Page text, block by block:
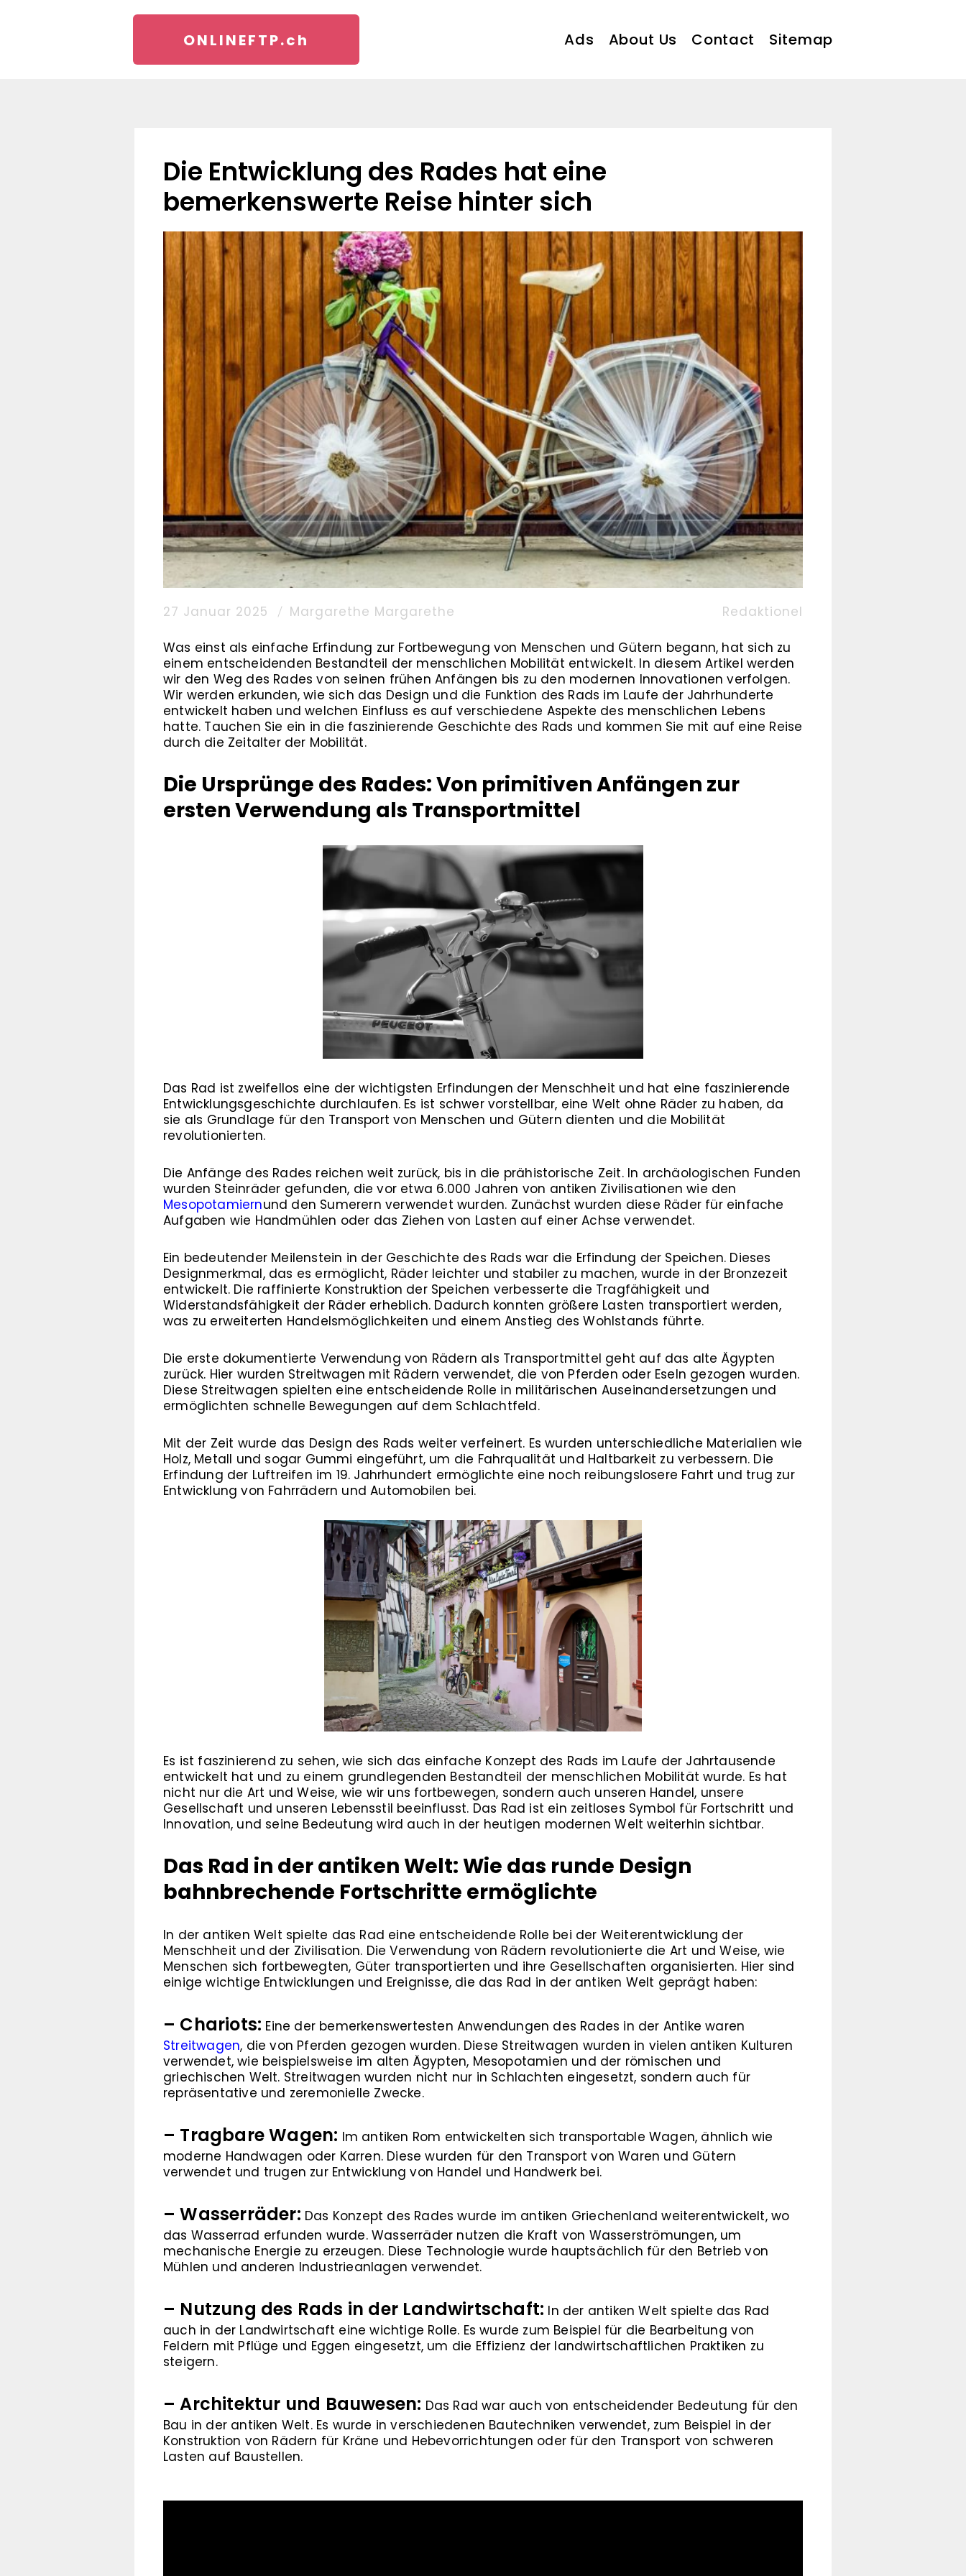
ONLINEFTP.ch Ads About Us Contact Sitemap
Die Entwicklung des Rades hat eine
bemerkenswerte Reise hinter sich
27 Januar 2025 Margarethe Margarethe Redaktionel
Was einst als einfache Erfindung zur Fortbewegung von Menschen und Gütern begann, hat sich zu
einem entscheidenden Bestandteil der menschlichen Mobilität entwickelt. In diesem Artikel werden
wir den Weg des Rades von seinen frühen Anfängen bis zu den modernen Innovationen verfolgen.
Wir werden erkunden, wie sich das Design und die Funktion des Rads im Laufe der Jahrhunderte
entwickelt haben und welchen Einfluss es auf verschiedene Aspekte des menschlichen Lebens
hatte. Tauchen Sie ein in die faszinierende Geschichte des Rads und kommen Sie mit auf eine Reise
durch die Zeitalter der Mobilität.
Die Ursprünge des Rades: Von primitiven Anfängen zur
ersten Verwendung als Transportmittel
Das Rad ist zweifellos eine der wichtigsten Erfindungen der Menschheit und hat eine faszinierende
Entwicklungsgeschichte durchlaufen. Es ist schwer vorstellbar, eine Welt ohne Räder zu haben, da
sie als Grundlage für den Transport von Menschen und Gütern dienten und die Mobilität
revolutionierten.
Die Anfänge des Rades reichen weit zurück, bis in die prähistorische Zeit. In archäologischen Funden
wurden Steinräder gefunden, die vor etwa 6.000 Jahren von antiken Zivilisationen wie den
Mesopotamiernund den Sumerern verwendet wurden. Zunächst wurden diese Räder für einfache
Aufgaben wie Handmühlen oder das Ziehen von Lasten auf einer Achse verwendet.
Ein bedeutender Meilenstein in der Geschichte des Rads war die Erfindung der Speichen. Dieses
Designmerkmal, das es ermöglicht, Räder leichter und stabiler zu machen, wurde in der Bronzezeit
entwickelt. Die raffinierte Konstruktion der Speichen verbesserte die Tragfähigkeit und
Widerstandsfähigkeit der Räder erheblich. Dadurch konnten größere Lasten transportiert werden,
was zu erweiterten Handelsmöglichkeiten und einem Anstieg des Wohlstands führte.
Die erste dokumentierte Verwendung von Rädern als Transportmittel geht auf das alte Ägypten
zurück. Hier wurden Streitwagen mit Rädern verwendet, die von Pferden oder Eseln gezogen wurden.
Diese Streitwagen spielten eine entscheidende Rolle in militärischen Auseinandersetzungen und
ermöglichten schnelle Bewegungen auf dem Schlachtfeld.
Mit der Zeit wurde das Design des Rads weiter verfeinert. Es wurden unterschiedliche Materialien wie
Holz, Metall und sogar Gummi eingeführt, um die Fahrqualität und Haltbarkeit zu verbessern. Die
Erfindung der Luftreifen im 19. Jahrhundert ermöglichte eine noch reibungslosere Fahrt und trug zur
Entwicklung von Fahrrädern und Automobilen bei.
Es ist faszinierend zu sehen, wie sich das einfache Konzept des Rads im Laufe der Jahrtausende
entwickelt hat und zu einem grundlegenden Bestandteil der menschlichen Mobilität wurde. Es hat
nicht nur die Art und Weise, wie wir uns fortbewegen, sondern auch unseren Handel, unsere
Gesellschaft und unseren Lebensstil beeinflusst. Das Rad ist ein zeitloses Symbol für Fortschritt und
Innovation, und seine Bedeutung wird auch in der heutigen modernen Welt weiterhin sichtbar.
Das Rad in der antiken Welt: Wie das runde Design
bahnbrechende Fortschritte ermöglichte
In der antiken Welt spielte das Rad eine entscheidende Rolle bei der Weiterentwicklung der
Menschheit und der Zivilisation. Die Verwendung von Rädern revolutionierte die Art und Weise, wie
Menschen sich fortbewegten, Güter transportierten und ihre Gesellschaften organisierten. Hier sind
einige wichtige Entwicklungen und Ereignisse, die das Rad in der antiken Welt geprägt haben:
– Chariots: Eine der bemerkenswertesten Anwendungen des Rades in der Antike waren
Streitwagen, die von Pferden gezogen wurden. Diese Streitwagen wurden in vielen antiken Kulturen
verwendet, wie beispielsweise im alten Ägypten, Mesopotamien und der römischen und
griechischen Welt. Streitwagen wurden nicht nur in Schlachten eingesetzt, sondern auch für
repräsentative und zeremonielle Zwecke.
– Tragbare Wagen: Im antiken Rom entwickelten sich transportable Wagen, ähnlich wie
moderne Handwagen oder Karren. Diese wurden für den Transport von Waren und Gütern
verwendet und trugen zur Entwicklung von Handel und Handwerk bei.
– Wasserräder: Das Konzept des Rades wurde im antiken Griechenland weiterentwickelt, wo
das Wasserrad erfunden wurde. Wasserräder nutzen die Kraft von Wasserströmungen, um
mechanische Energie zu erzeugen. Diese Technologie wurde hauptsächlich für den Betrieb von
Mühlen und anderen Industrieanlagen verwendet.
– Nutzung des Rads in der Landwirtschaft: In der antiken Welt spielte das Rad
auch in der Landwirtschaft eine wichtige Rolle. Es wurde zum Beispiel für die Bearbeitung von
Feldern mit Pflüge und Eggen eingesetzt, um die Effizienz der landwirtschaftlichen Praktiken zu
steigern.
– Architektur und Bauwesen: Das Rad war auch von entscheidender Bedeutung für den
Bau in der antiken Welt. Es wurde in verschiedenen Bautechniken verwendet, zum Beispiel in der
Konstruktion von Rädern für Kräne und Hebevorrichtungen oder für den Transport von schweren
Lasten auf Baustellen.